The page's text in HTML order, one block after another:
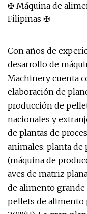
✠ Máquina de
Filipinas ✠
Con años de
desarrollo de
Machinery cuenta
elaboración de
producción de
nacionales y
de plantas de
animales: planta
(máquina de
aves de matriz
de alimento
pellets de alimento